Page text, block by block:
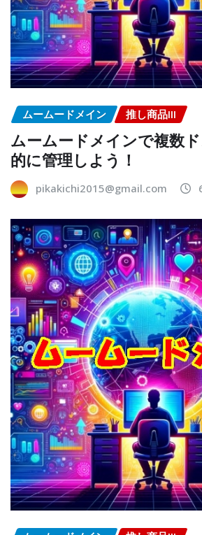
ムームードメイン 推し商品III
ムームードメインで複数
的に管理しよう！
pikakichi2015@gmail.com